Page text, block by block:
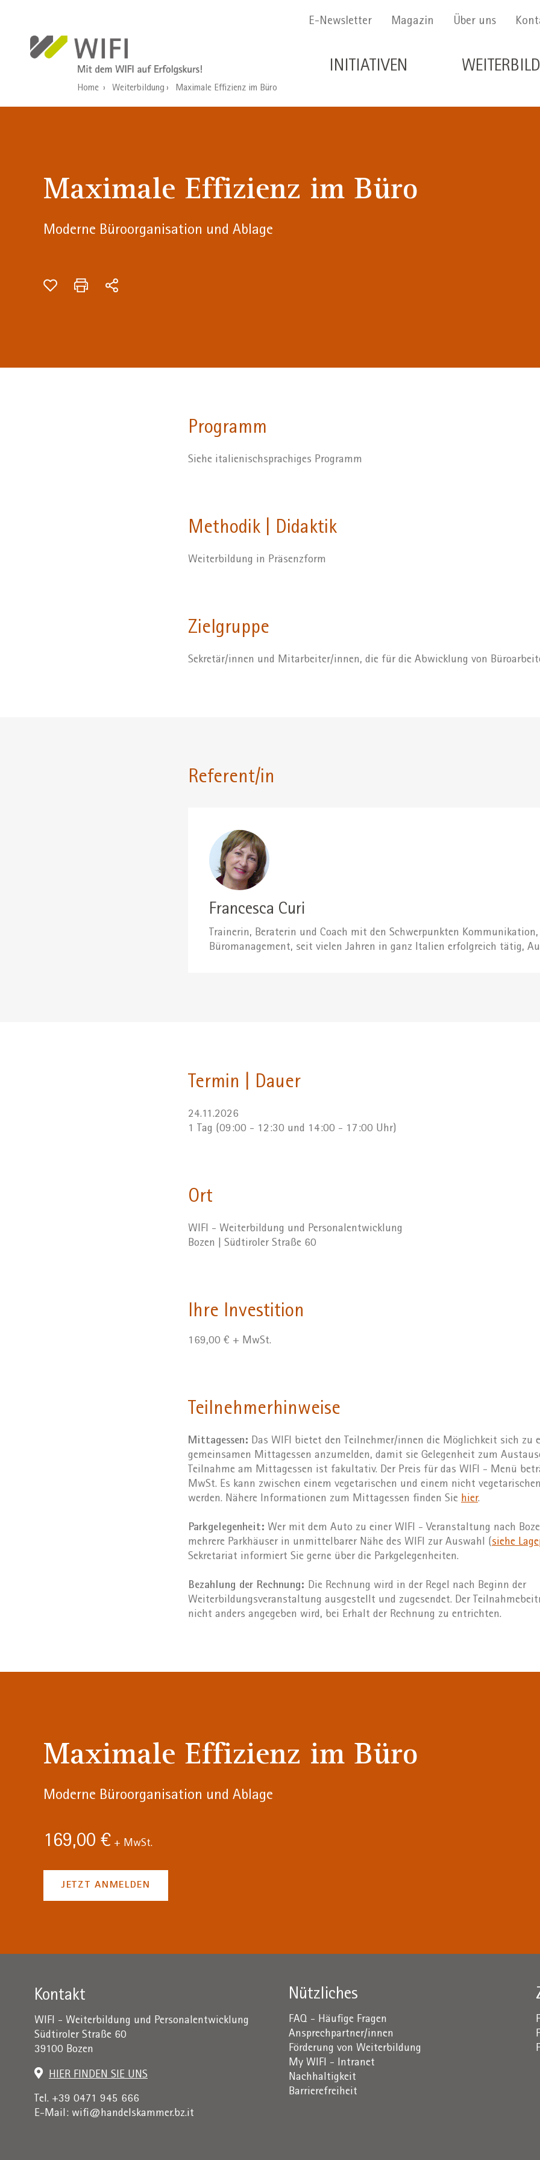
Menu Secondario
E-Newsletter Magazin Über uns
Navigazione principale de
INITIATIVEN
Home Weiterbildung Maximale Effizienz im Büro
Maximale Effizienz im Büro
Moderne Büroorganisation und Ablage
Programm
Siehe italienischsprachiges Programm
Methodik | Didaktik
Weiterbildung in Präsenzform
Zielgruppe
Sekretär/innen und Mitarbeiter/innen, die für die Abwicklung von
Referent/in
Francesca Curi
Trainerin, Beraterin und Coach mit den Schwerpunkten Kommunikation,
Büromanagement, seit vielen Jahren in ganz Italien erfolgreich tätig,
Termin | Dauer
24.11.2026
1 Tag (09:00 - 12:30 und 14:00 - 17:00 Uhr)
Ort
WIFI - Weiterbildung und Personalentwicklung
Bozen | Südtiroler Straße 60
Ihre Investition
169,00 € + MwSt.
Teilnehmerhinweise
Mittagessen: Das WIFI bietet den Teilnehmer/innen die Möglichkeit sich zu
gemeinsamen Mittagessen anzumelden, damit sie Gelegenheit zum
Teilnahme am Mittagessen ist fakultativ. Der Preis für das WIFI - Menü
MwSt. Es kann zwischen einem vegetarischen und einem nicht
werden. Nähere Informationen zum Mittagessen finden Sie hier.
Parkgelegenheit: Wer mit dem Auto zu einer WIFI - Veranstaltung nach
mehrere Parkhäuser in unmittelbarer Nähe des WIFI zur Auswahl (siehe
Sekretariat informiert Sie gerne über die Parkgelegenheiten.
Bezahlung der Rechnung: Die Rechnung wird in der Regel nach Beginn der
Weiterbildungsveranstaltung ausgestellt und zugesendet. Der
nicht anders angegeben wird, bei Erhalt der Rechnung zu entrichten.
Maximale Effizienz im Büro
Moderne Büroorganisation und Ablage
169,00 € + MwSt.
JETZT ANMELDEN
Kontakt
WIFI - Weiterbildung und Personalentwicklung
Südtiroler Straße 60
39100 Bozen
HIER FINDEN SIE UNS
Tel. +39 0471 945 666
E-Mail: wifi@handelskammer.bz.it
Nützliches
FAQ - Häufige Fragen
Ansprechpartner/innen
Förderung von Weiterbildung
My WIFI - Intranet
Nachhaltigkeit
Barrierefreiheit